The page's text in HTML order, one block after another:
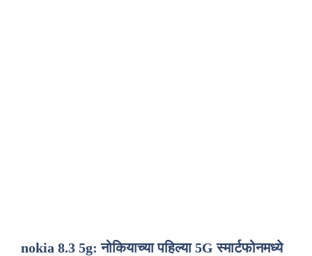
nokia 8.3 5g: नोकियाच्या पहिल्या 5G स्मार्टफोनमध्ये